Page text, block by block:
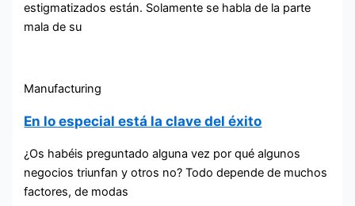
estigmatizados están. Solamente se habla de la parte
mala de su
Manufacturing
En lo especial está la clave del éxito
¿Os habéis preguntado alguna vez por qué algunos
negocios triunfan y otros no? Todo depende de muchos
factores, de modas